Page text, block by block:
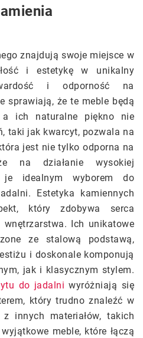
znajdują swoje miejsce w
i estetykę w unikalny
i odporność na
sprawiają, że te meble będą
ich naturalne piękno nie
taki jak kwarcyt, pozwala na
jest nie tylko odporna na
na działanie wysokiej
je idealnym wyborem do
Estetyka kamiennych
który zdobywa serca
wnętrzarstwa. Ich unikatowe
ze stalową podstawą,
i doskonale komponują
jak i klasycznym stylem.
do jadalni wyróżniają się
który trudno znaleźć w
innych materiałów, takich
meble, które łączą